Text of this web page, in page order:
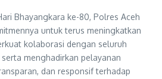
Bhayangkara ke-80, Polres Aceh
untuk terus meningkatkan
kolaborasi dengan seluruh
menghadirkan pelayanan
dan responsif terhadap